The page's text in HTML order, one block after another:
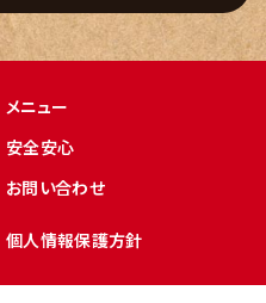
メニュー
安全安心
お問い合わせ
個人情報保護方針